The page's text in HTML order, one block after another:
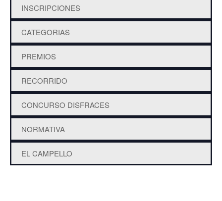
INSCRIPCIONES
CATEGORIAS
PREMIOS
RECORRIDO
CONCURSO DISFRACES
NORMATIVA
EL CAMPELLO